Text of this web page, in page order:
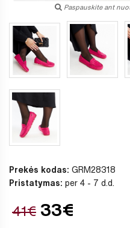
Paspauskite ant
Prekės kodas: GRM28318
Pristatymas: per 4 - 7 d.d.
41€ 33€